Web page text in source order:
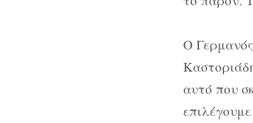
Ο
αυτό που